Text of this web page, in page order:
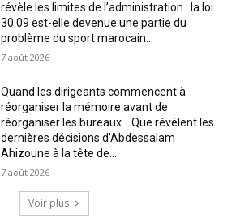
révèle les limites de l’administration : la loi
30.09 est-elle devenue une partie du
problème du sport marocain...
7 août 2026
Quand les dirigeants commencent à
réorganiser la mémoire avant de
réorganiser les bureaux… Que révèlent les
dernières décisions d’Abdessalam
Ahizoune à la tête de...
7 août 2026
Voir plus